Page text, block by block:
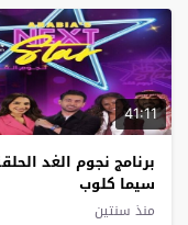
41:11
سيما كلوب
منذ سنتين